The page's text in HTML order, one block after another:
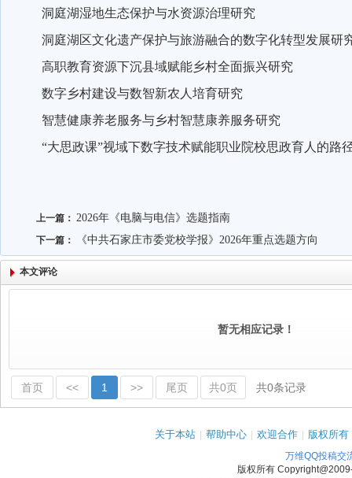
洞庭湖湿地生态保护与水资源治理研究
洞庭湖区文化遗产保护与旅游融合的数字化转型发展研
高职教育资源下沉县域赋能乡村全面振兴研究
数字乡村建设与数智新农人培育研究
智慧健康养老服务与乡村智慧康养服务研究
“大思政课”视域下数字技术赋能职业院校思政育人的路
上一篇： 2026年《电脑与电信》选题指南
下一篇： 《中共石家庄市委党校学报》2026年重点选题方向
本文评论
暂无相应记录！
首页 << 1 >> 尾页 共0页 共0条记录
关于本站 | 帮助中心 | 欢迎合作 | 版权所有
万维QQ投稿交
版权所有